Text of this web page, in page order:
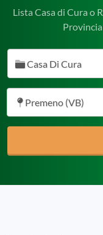
Lista Casa di Cura o
Casa Di Cura
Premeno (VB)